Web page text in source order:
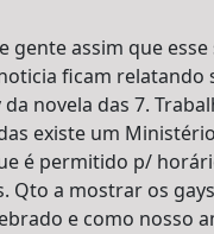
gente assim que
ficam
novela das 7.
existe um
é permitido p/
Qto a mostrar os
e como nosso